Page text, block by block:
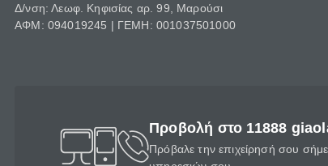
Δ/νση: Λεωφ. Κηφισίας αρ. 99, Μαρούσι
ΑΦΜ: 094019245 | ΓΕΜΗ: 001037501000
Προβολή στο 11888
Πρόβαλε την επιχείρησή σου